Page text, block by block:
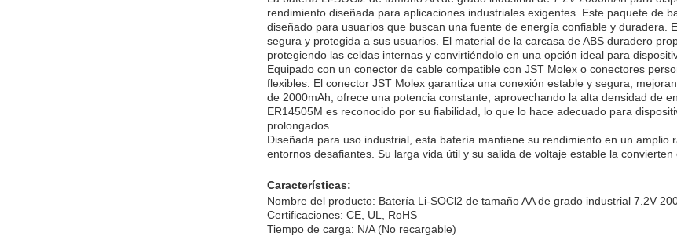
rendimiento diseñada para aplicaciones industriales exigentes. Este paquete de
diseñado para usuarios que buscan una fuente de energía confiable y duradera.
segura y protegida a sus usuarios. El material de la carcasa de ABS duradero
protegiendo las celdas internas y convirtiéndolo en una opción ideal para
Equipado con un conector de cable compatible con JST Molex o conectores
flexibles. El conector JST Molex garantiza una conexión estable y segura,
de 2000mAh, ofrece una potencia constante, aprovechando la alta densidad de
ER14505M es reconocido por su fiabilidad, lo que lo hace adecuado para
prolongados.
Diseñada para uso industrial, esta batería mantiene su rendimiento en un
entornos desafiantes. Su larga vida útil y su salida de voltaje estable la
Características:
Nombre del producto: Batería Li-SOCl2 de tamaño AA de grado industrial 7.2V
Certificaciones: CE, UL, RoHS
Tiempo de carga: N/A (No recargable)